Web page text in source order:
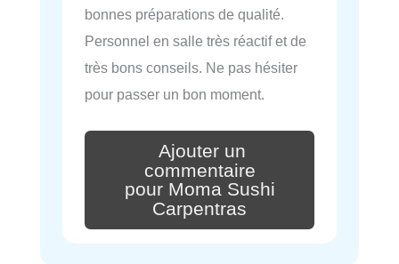
bonnes préparations de qualité.
Personnel en salle très réactif et de
très bons conseils. Ne pas hésiter
pour passer un bon moment.
Ajouter un
commentaire
pour Moma Sushi
Carpentras